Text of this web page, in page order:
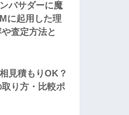
バサダーに魔
に起用した理
査定方法と
見積もりOK？
り方・比較ポ